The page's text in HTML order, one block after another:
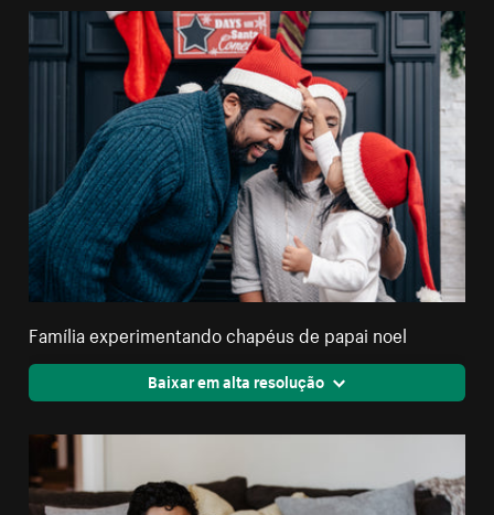
Família experimentando chapéus de papai noel
Baixar em alta resolução